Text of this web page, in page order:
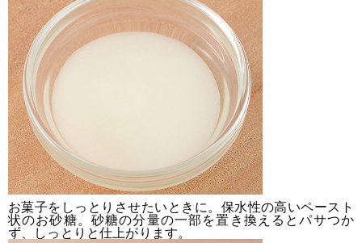
お菓子をしっとりさせたいときに。 保水性の高いペースト
状のお砂糖。砂糖の分量の一部を置き換えるとパサつか
ず、しっとりと仕上がります。